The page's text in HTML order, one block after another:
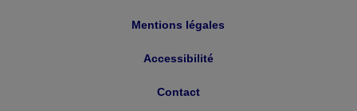
Mentions légales
Accessibilité
Contact